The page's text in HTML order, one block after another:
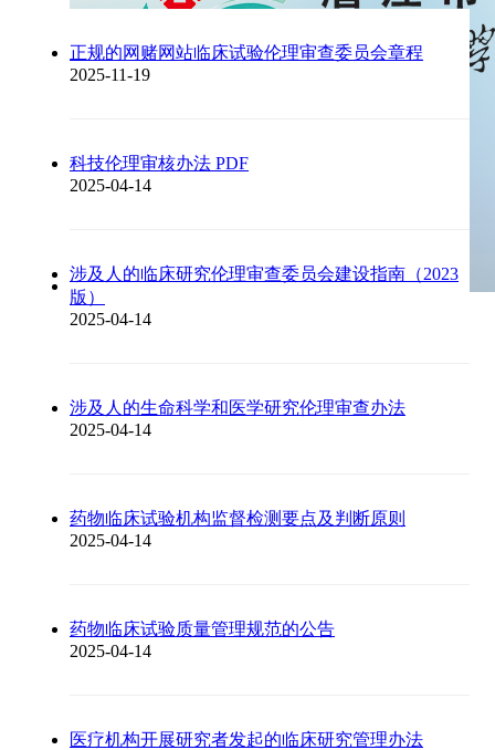
正规的网赌网站临床试验伦理审查委员会章程
2025-11-19
科技伦理审核办法 PDF
2025-04-14
涉及人的临床研究伦理审查委员会建设指南（2023
版）
2025-04-14
涉及人的生命科学和医学研究伦理审查办法
2025-04-14
药物临床试验机构监督检测要点及判断原则
2025-04-14
药物临床试验质量管理规范的公告
2025-04-14
医疗机构开展研究者发起的临床研究管理办法